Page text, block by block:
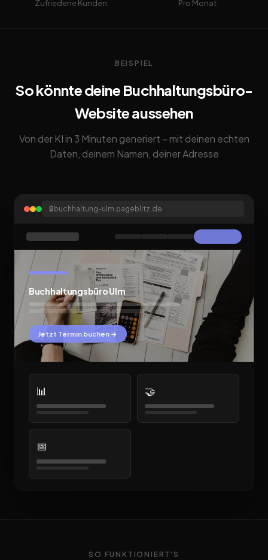
Zufriedene Kunden Pro Monat
BEISPIEL
So könnte deine Buchhaltungsbüro-
Website aussehen
Von der KI in 3 Minuten generiert – mit deinen echten
Daten, deinem Namen, deiner Adresse
🔒 buchhaltung-ulm.pageblitz.de
Buchhaltungsbüro Ulm
Jetzt Termin buchen →
📊 🤝
📅
SO FUNKTIONIERT'S